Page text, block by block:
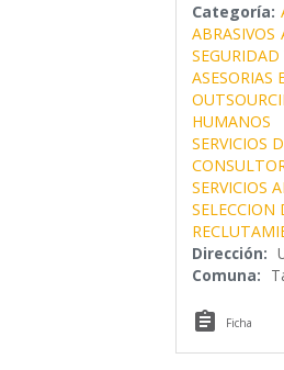
Categoría:
ABRASIVOS
ASESORIAS
HUMANOS
SERVICIOS
SERVICIOS
SELECCION
Dirección:
Comuna:
 Ficha